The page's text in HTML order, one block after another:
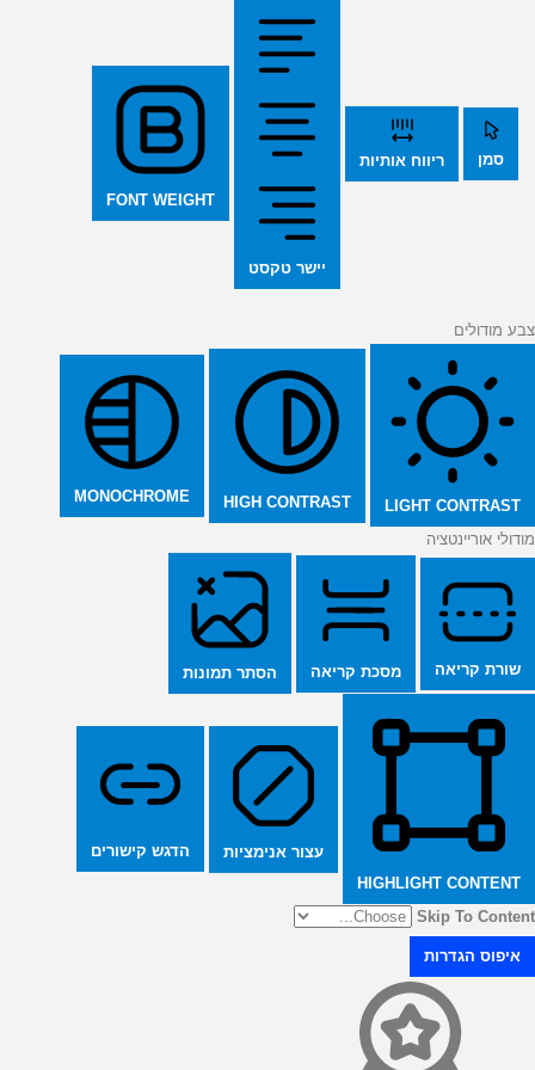
סמן ריווח אותיות
יישר טקסט
FONT WEIGHT
צבע מודולים
LIGHT CONTRAST
HIGH CONTRAST
MONOCHROME
מודולי אוריינטציה
שורת קריאה מסכת קריאה הסתר תמונות
HIGHLIGHT CONTENT
עצור אנימציות הדגש קישורים
Skip To Content
איפוס הגדרות